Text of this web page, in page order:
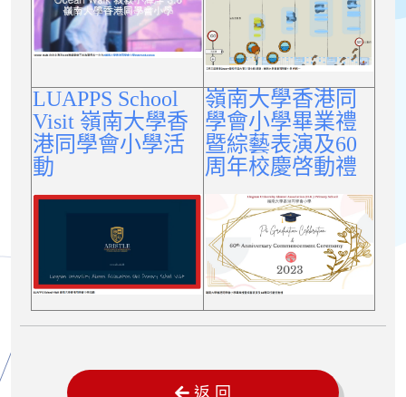
LUAPPS School
Visit 嶺南大學香
港同學會小學活
動
嶺南大學香港同
學會小學畢業禮
暨綜藝表演及60
周年校慶啓動禮
返 回